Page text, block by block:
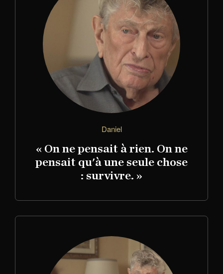
Daniel
« On ne pensait à rien. On ne
pensait qu'à une seule chose
: survivre. »